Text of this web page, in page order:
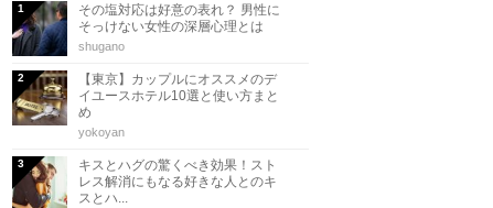
その塩対応は好意の表れ？ 男性に
そっけない女性の深層心理とは
shugano
【東京】カップルにオススメのデ
イユースホテル10選と使い方まと
め
yokoyan
キスとハグの驚くべき効果！スト
レス解消にもなる好きな人とのキ
スとハ...